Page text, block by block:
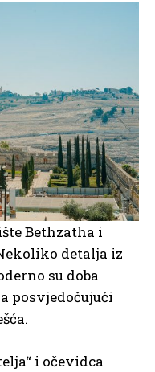
Bethzatha i
detalja iz
su doba
posvjedočujući
i očevidca